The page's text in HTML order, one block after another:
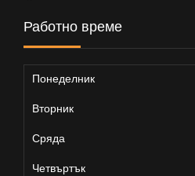
Работно време
Понеделник
Вторник
Сряда
Четвъртък